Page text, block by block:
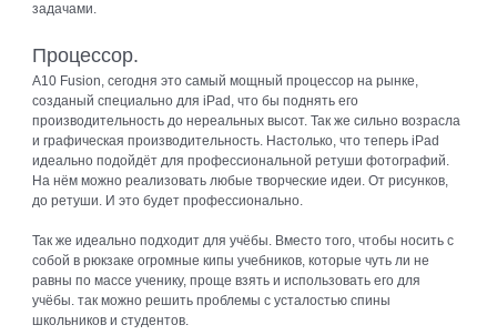
задачами.
Процессор.
A10 Fusion, сегодня это самый мощный процессор на рынке,
созданый специально для iPad, что бы поднять его
производительность до нереальных высот. Так же сильно возрасла
и графическая производительность. Настолько, что теперь iPad
идеально подойдёт для профессиональной ретуши фотографий.
На нём можно реализовать любые творческие идеи. От рисунков,
до ретуши. И это будет профессионально.
Так же идеально подходит для учёбы. Вместо того, чтобы носить с
собой в рюкзаке огромные кипы учебников, которые чуть ли не
равны по массе ученику, проще взять и использовать его для
учёбы. так можно решить проблемы с усталостью спины
школьников и студентов.